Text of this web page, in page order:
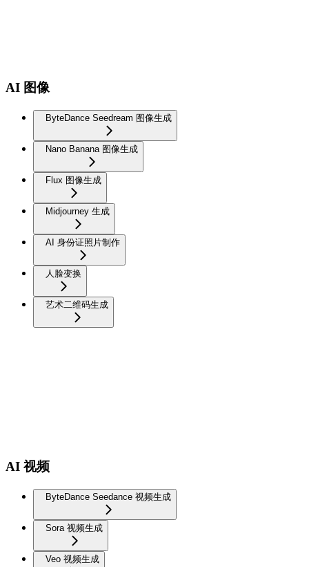
AI 图像
ByteDance Seedream 图像生成
Nano Banana 图像生成
Flux 图像生成
Midjourney 生成
AI 身份证照片制作
人脸变换
艺术二维码生成
AI 视频
ByteDance Seedance 视频生成
Sora 视频生成
Veo 视频生成